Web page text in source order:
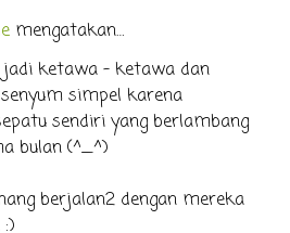
mengatakan…
jadi ketawa - ketawa dan
simpel karena
sendiri yang berlambang
bulan (^_^)
berjalan2 dengan mereka